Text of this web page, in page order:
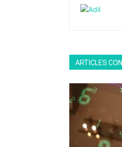
ARTICLES